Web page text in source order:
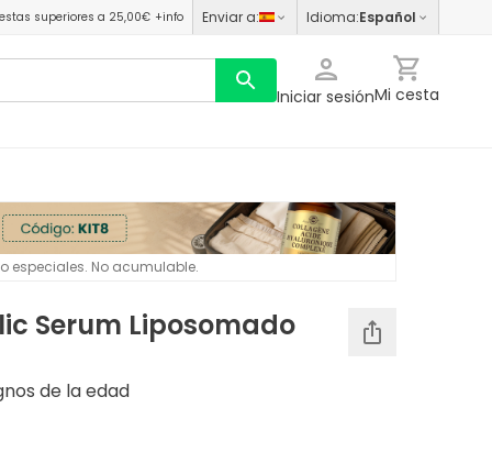
superiores a 25,00€ +info Enviar a: Idioma:Español
Iniciar sesiónMi cesta
especiales. No acumulable.
Serum Liposomado
de la edad